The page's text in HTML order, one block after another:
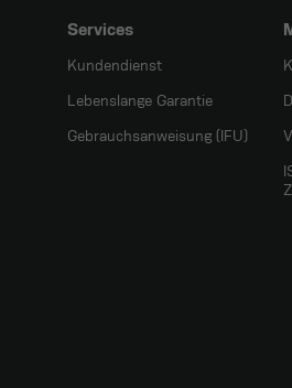
Services
Kundendienst
Lebenslange Garantie
Gebrauchsanweisung (IFU)